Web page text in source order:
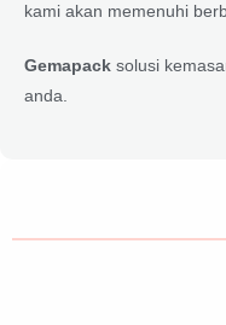
kami akan memenuhi
Gemapack solusi
anda.